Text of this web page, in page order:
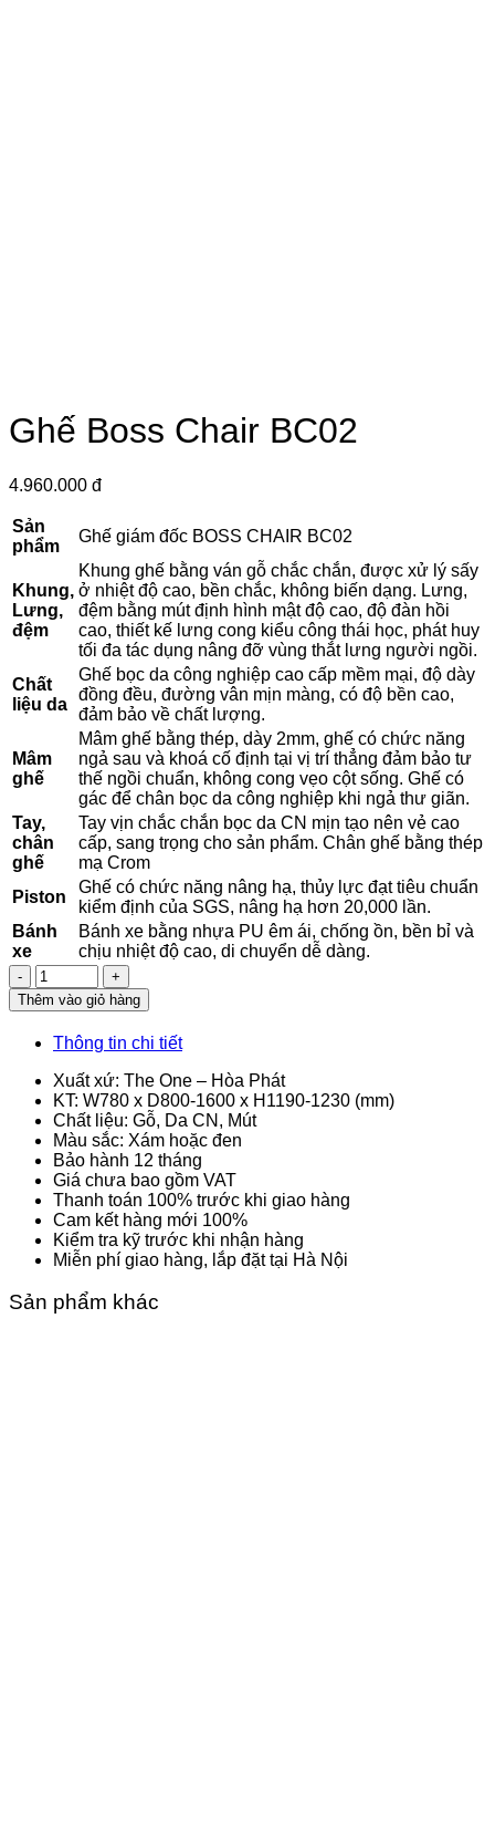
Ghế Boss Chair BC02
4.960.000 đ
Sản
phẩm
Ghế giám đốc BOSS CHAIR BC02
Khung,
Lưng,
đệm
Khung ghế bằng ván gỗ chắc chắn, được xử lý sấy
ở nhiệt độ cao, bền chắc, không biến dạng. Lưng,
đệm bằng mút định hình mật độ cao, độ đàn hồi
cao, thiết kế lưng cong kiểu công thái học, phát huy
tối đa tác dụng nâng đỡ vùng thắt lưng người ngồi.
Chất
liệu da
Ghế bọc da công nghiệp cao cấp mềm mại, độ dày
đồng đều, đường vân mịn màng, có độ bền cao,
đảm bảo về chất lượng.
Mâm
ghế
Mâm ghế bằng thép, dày 2mm, ghế có chức năng
ngả sau và khoá cố định tại vị trí thẳng đảm bảo tư
thế ngồi chuẩn, không cong vẹo cột sống. Ghế có
gác để chân bọc da công nghiệp khi ngả thư giãn.
Tay,
chân
ghế
Tay vịn chắc chắn bọc da CN mịn tạo nên vẻ cao
cấp, sang trọng cho sản phẩm. Chân ghế bằng thép
mạ Crom
Piston
Ghế có chức năng nâng hạ, thủy lực đạt tiêu chuẩn
kiểm định của SGS, nâng hạ hơn 20,000 lần.
Bánh
xe
Bánh xe bằng nhựa PU êm ái, chống ồn, bền bỉ và
chịu nhiệt độ cao, di chuyển dễ dàng.
Số
lượng
Thêm vào giỏ hàng
Thông tin chi tiết
Xuất xứ: The One – Hòa Phát
KT: W780 x D800-1600 x H1190-1230 (mm)
Chất liệu: Gỗ, Da CN, Mút
Màu sắc: Xám hoặc đen
Bảo hành 12 tháng
Giá chưa bao gồm VAT
Thanh toán 100% trước khi giao hàng
Cam kết hàng mới 100%
Kiểm tra kỹ trước khi nhận hàng
Miễn phí giao hàng, lắp đặt tại Hà Nội
Sản phẩm khác